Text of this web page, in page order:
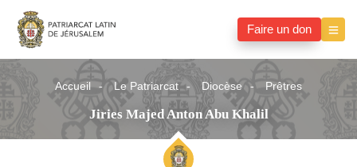
Faire un don
Accueil Le Patriarcat Diocèse Prêtres
Jiries Majed Anton Abu Khalil